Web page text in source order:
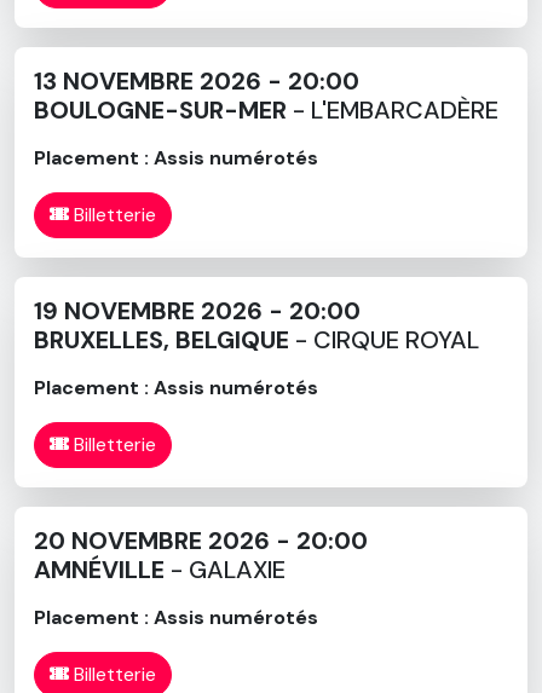
13 NOVEMBRE 2026 - 20:00
BOULOGNE-SUR-MER - L'EMBARCADÈRE
Placement : Assis numérotés
Billetterie
19 NOVEMBRE 2026 - 20:00
BRUXELLES, BELGIQUE - CIRQUE ROYAL
Placement : Assis numérotés
Billetterie
20 NOVEMBRE 2026 - 20:00
AMNÉVILLE - GALAXIE
Placement : Assis numérotés
Billetterie